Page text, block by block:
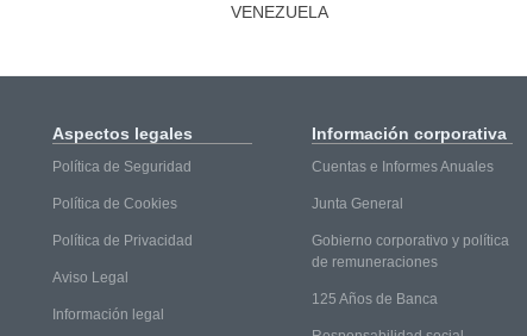
VENEZUELA
Aspectos legales
Política de Seguridad
Política de Cookies
Política de Privacidad
Aviso Legal
Información legal
Información corporativa
Cuentas e Informes Anuales
Junta General
Gobierno corporativo y política
de remuneraciones
125 Años de Banca